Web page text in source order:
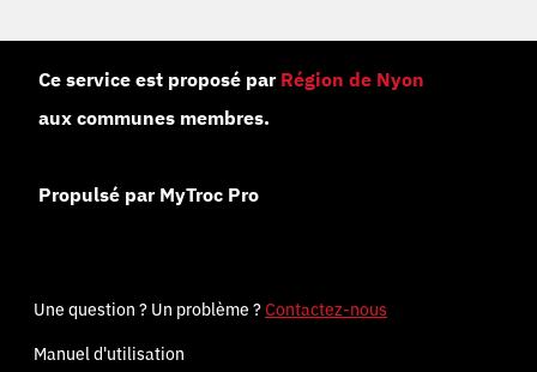
Ce service est proposé par Région de Nyon
aux communes membres.
Propulsé par MyTroc Pro
Une question ? Un problème ?Contactez-nous
Manuel d'utilisation